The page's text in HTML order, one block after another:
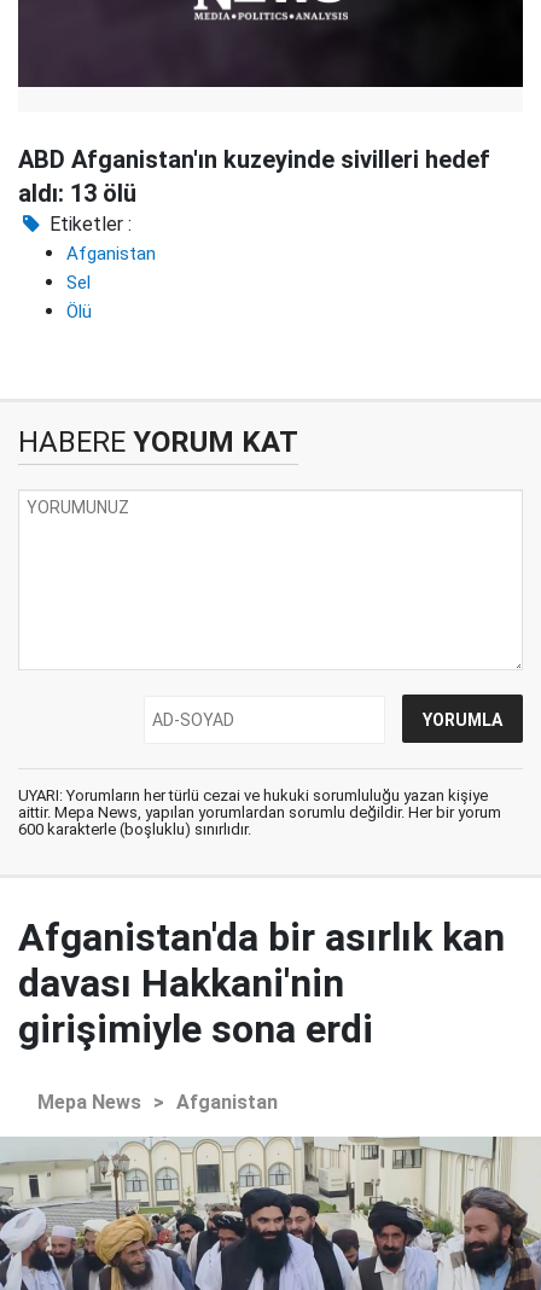
ABD Afganistan'ın kuzeyinde sivilleri hedef
aldı: 13 ölü
Etiketler :
Afganistan
Sel
Ölü
HABERE YORUM KAT
UYARI: Yorumların her türlü cezai ve hukuki sorumluluğu yazan kişiye
aittir. Mepa News, yapılan yorumlardan sorumlu değildir. Her bir yorum
600 karakterle (boşluklu) sınırlıdır.
Afganistan'da bir asırlık kan
davası Hakkani'nin
girişimiyle sona erdi
Mepa News > Afganistan